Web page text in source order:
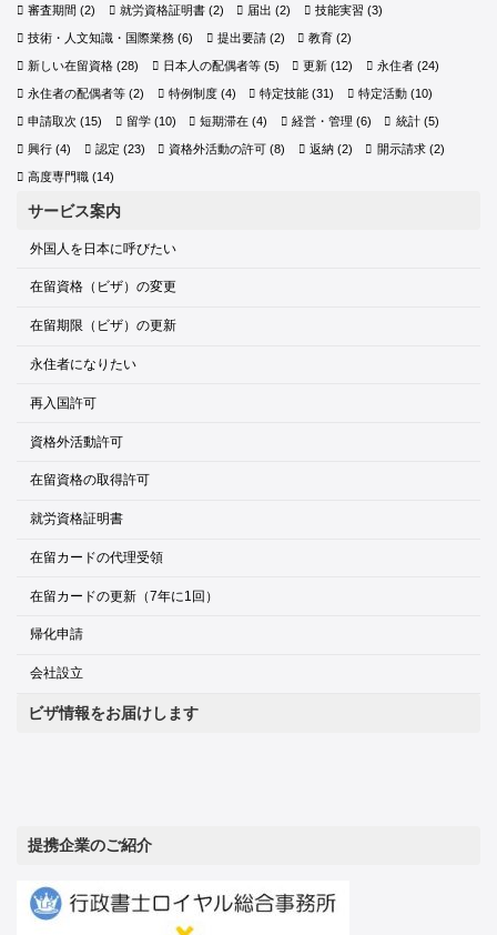
審査期間 (2) 就労資格証明書(2) 届出 (2) 技能実習 (3)
技術・人文知識・国際業務 (6) 提出要請(2) 教育 (2)
新しい在留資格 (28) 日本人の配偶者等(5) 更新 (12) 永住者(24)
永住者の配偶者等 (2) 特例制度(4) 特定技能 (31) 特定活動(10)
申請取次 (15) 留学(10) 短期滞在 (4) 経営・管理 (6) 統計(5)
興行 (4) 認定 (23) 資格外活動の許可 (8) 返納(2) 開示請求(2)
高度専門職 (14)
サービス案内
外国人を日本に呼びたい
在留資格（ビザ）の変更
在留期限（ビザ）の更新
永住者になりたい
再入国許可
資格外活動許可
在留資格の取得許可
就労資格証明書
在留カードの代理受領
在留カードの更新（7年に1回）
帰化申請
会社設立
ビザ情報をお届けします
提携企業のご紹介